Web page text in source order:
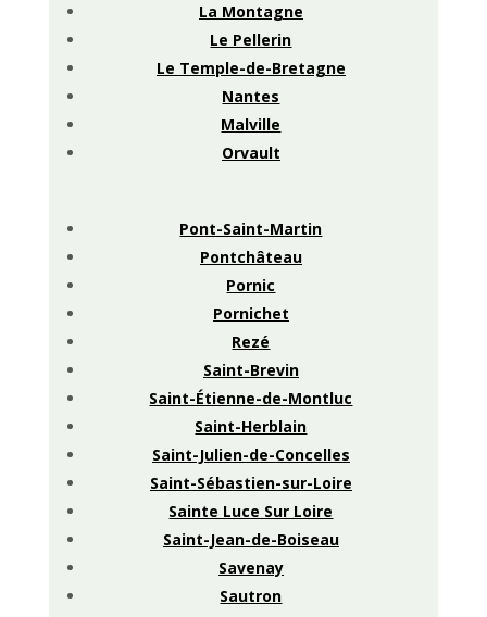
La Montagne
Le Pellerin
Le Temple-de-Bretagne
Nantes
Malville
Orvault
Pont-Saint-Martin
Pontchâteau
Pornic
Pornichet
Rezé
Saint-Brevin
Saint-Étienne-de-Montluc
Saint-Herblain
Saint-Julien-de-Concelles
Saint-Sébastien-sur-Loire
Sainte Luce Sur Loire
Saint-Jean-de-Boiseau
Savenay
Sautron